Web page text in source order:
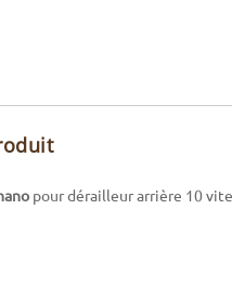
pour dérailleur arrière 10